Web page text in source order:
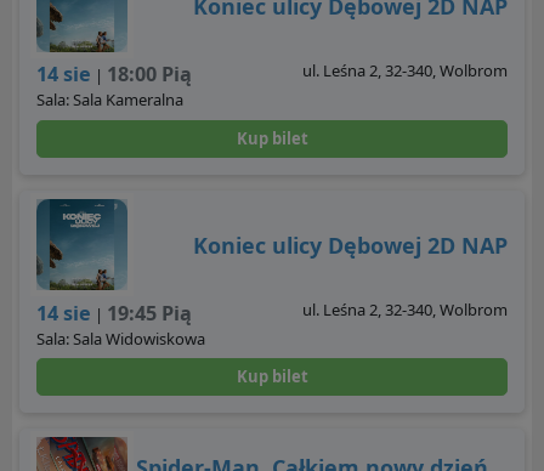
Koniec ulicy Dębowej 2D NAP
14 sie | 18:00 Pią
ul. Leśna 2, 32-340, Wolbrom
Sala: Sala Kameralna
Kup bilet
Koniec ulicy Dębowej 2D NAP
14 sie | 19:45 Pią
ul. Leśna 2, 32-340, Wolbrom
Sala: Sala Widowiskowa
Kup bilet